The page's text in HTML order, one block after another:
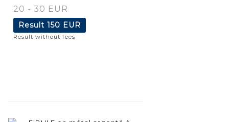
20 - 30 EUR
Result 150 EUR
Result without fees